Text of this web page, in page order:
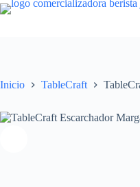
Saltar
al
Inicio TableCraft